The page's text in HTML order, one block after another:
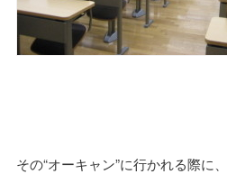
その“オーキャン”に行かれる際に